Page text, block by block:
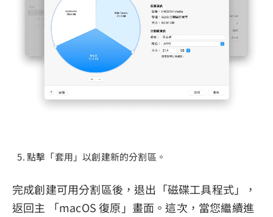
點擊「套用」以創建新的分割區。
完成創建可用分割區後，退出「磁碟工具程式」，
返回主 「macOS 復原」畫面。這次，當您繼續進